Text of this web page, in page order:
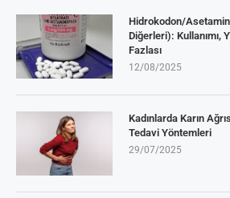
Hidrokodon/
Diğerleri): Kullanımı,
Fazlası
12/08/2025
Kadınlarda Karın
Tedavi Yöntemleri
29/07/2025